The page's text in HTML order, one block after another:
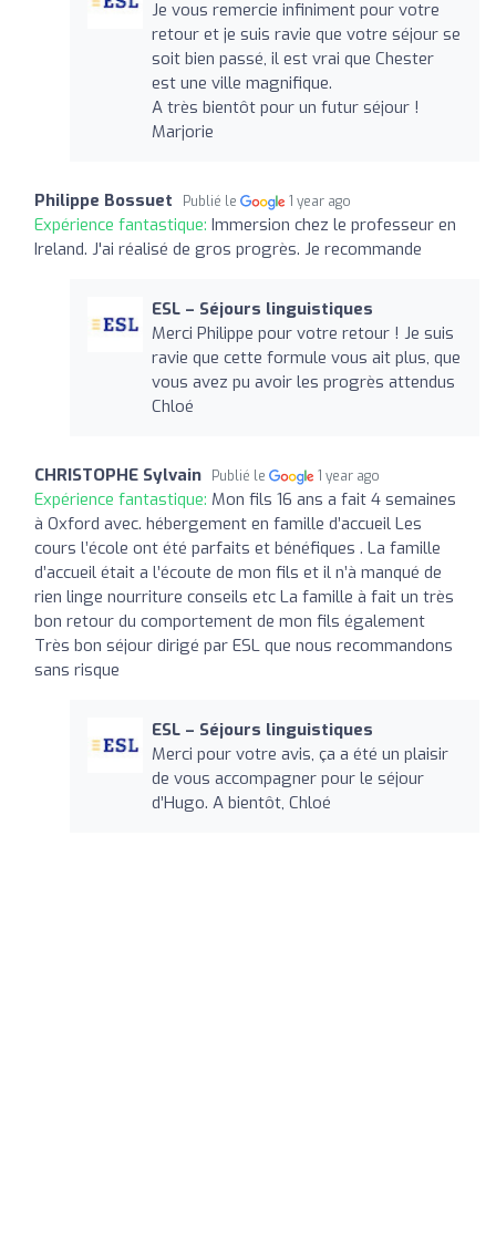
Je vous remercie infiniment pour votre
retour et je suis ravie que votre séjour se
soit bien passé, il est vrai que Chester
est une ville magnifique.
A très bientôt pour un futur séjour !
Marjorie
Philippe Bossuet Publié le 1 year ago
Expérience fantastique: Immersion chez le professeur en
Ireland. J'ai réalisé de gros progrès. Je recommande
ESL – Séjours linguistiques
Merci Philippe pour votre retour ! Je suis
ravie que cette formule vous ait plus, que
vous avez pu avoir les progrès attendus
Chloé
CHRISTOPHE Sylvain Publié le 1 year ago
Expérience fantastique: Mon fils 16 ans a fait 4 semaines
à Oxford avec. hébergement en famille d’accueil Les
cours l’école ont été parfaits et bénéfiques . La famille
d’accueil était a l’écoute de mon fils et il n’à manqué de
rien linge nourriture conseils etc La famille à fait un très
bon retour du comportement de mon fils également
Très bon séjour dirigé par ESL que nous recommandons
sans risque
ESL – Séjours linguistiques
Merci pour votre avis, ça a été un plaisir
de vous accompagner pour le séjour
d’Hugo. A bientôt, Chloé